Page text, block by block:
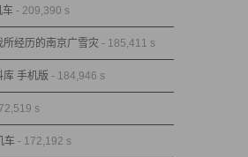
车 - 209,390 s
所经历的南京广雪灾 - 185,411 s
库 手机版 - 184,946 s
s
车 - 172,192 s